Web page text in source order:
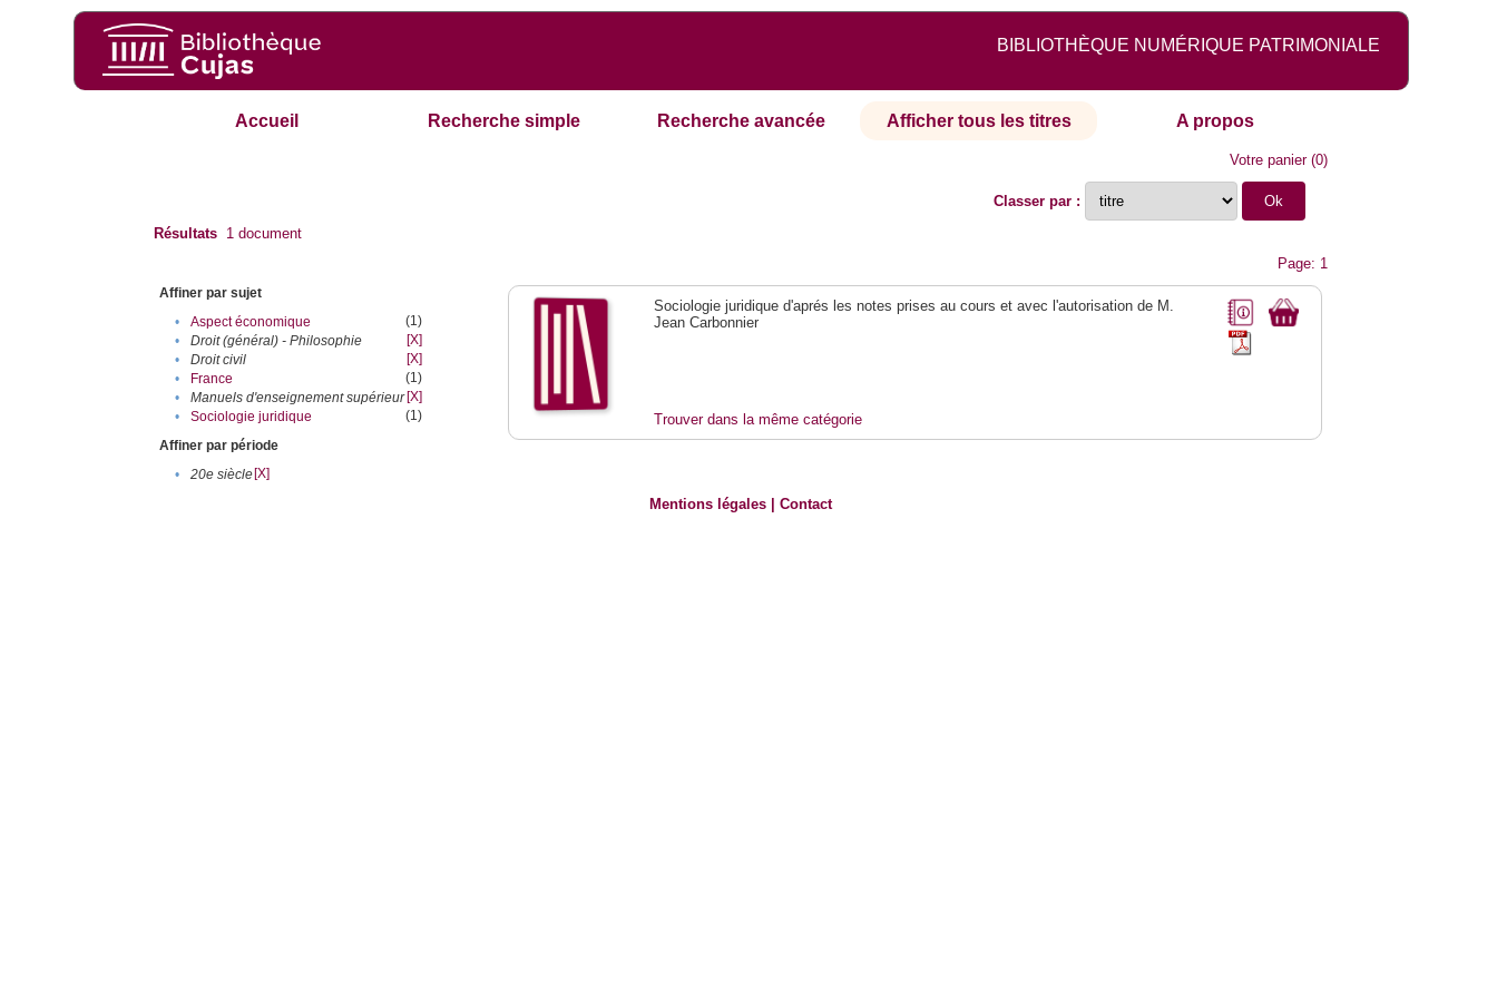
BIBLIOTHÈQUE NUMÉRIQUE PATRIMONIALE
Accueil Recherche simple Recherche avancée Afficher tous les titres A propos
Votre panier(0)
Classer par :
Résultats 1 document
Page: 1
Affiner par sujet
•
Aspect économique
(1)
•
Droit (général) - Philosophie
[X]
•
Droit civil
[X]
•
France
(1)
•
Manuels d'enseignement supérieur [X]
•
Sociologie juridique
(1)
Affiner par période
•
20e siècle[X]
Sociologie juridique d'aprés les notes prises au cours et avec l'autorisation de M.
Jean Carbonnier
Trouver dans la même catégorie
Mentions légales |Contact